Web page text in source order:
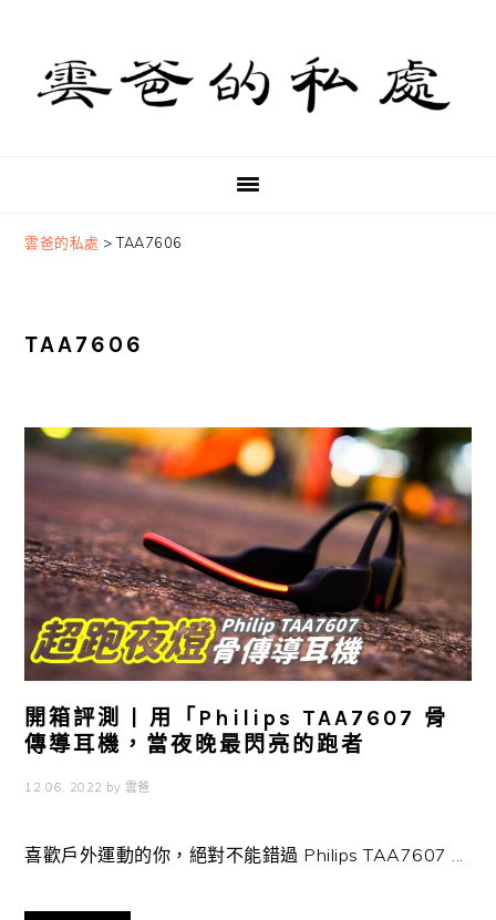
primary
navigation
content
primary
sidebar
雲爸的私處 >TAA7606
TAA7606
開箱評測 | 用「Philips TAA7607 骨
傳導耳機，當夜晚最閃亮的跑者
12 06, 2022 by 雲爸
喜歡戶外運動的你，絕對不能錯過 Philips TAA7607 ...